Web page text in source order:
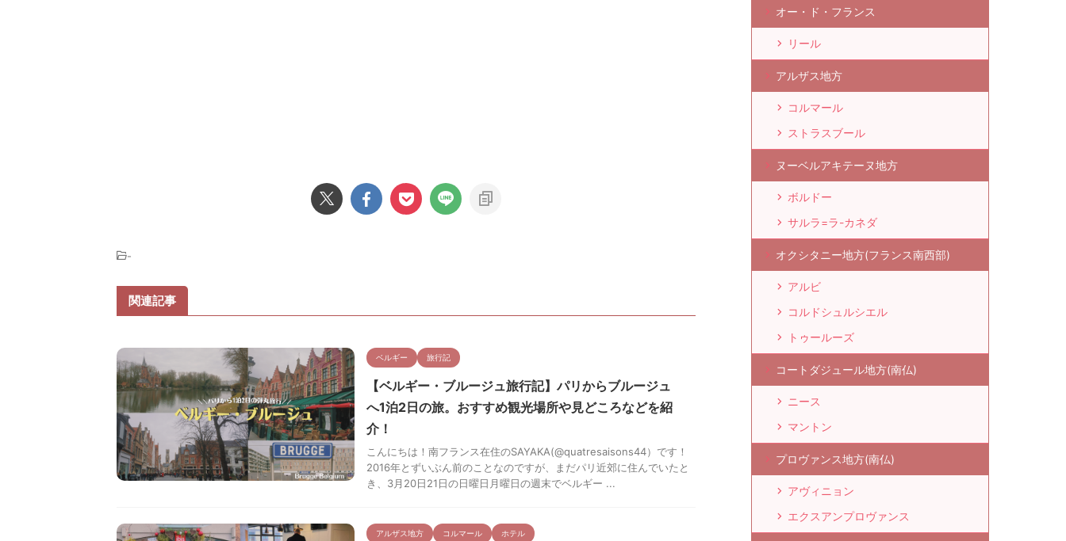
-
関連記事
ベルギー 旅行記
【ベルギー・ブルージュ旅行記】パリからブルージュ
へ1泊2日の旅。おすすめ観光場所や見どころなどを紹
介！
こんにちは！南フランス在住のSAYAKA(@quatresaisons44）です！
2016年とずいぶん前のことなのですが、まだパリ近郊に住んでいたと
き、3月20日21日の日曜日月曜日の週末でベルギー ...
アルザス地方 コルマール ホテル
オー・ド・フランス
リール
アルザス地方
コルマール
ストラスブール
ヌーベルアキテーヌ地方
ボルドー
サルラ=ラ-カネダ
オクシタニー地方(フランス南西部)
アルビ
コルドシュルシエル
トゥールーズ
コートダジュール地方(南仏)
ニース
マントン
プロヴァンス地方(南仏)
アヴィニョン
エクスアンプロヴァンス